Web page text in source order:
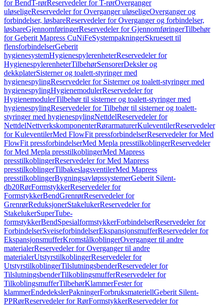
for BendT-rørReservedeler for T-rørOverganger
uløseligeReservedeler for Overganger uløseligeOverganger og
forbindelser, løsbareReservedeler for Overganger og forbindelser,
løsbareGjennomføringerReservedeler for GjennomføringerTilbehør
for Geberit Mapress CuNiFeSystempakningerSkruesett til
flensforbindelserGeberit
hygienesystemHygienespylerenheterReservedeler for
HygienespylerenheterTilbehørSensorerDeksler og
dekkplaterSisterner og toalett-styringer med
hygienespylingReservedeler for Sisterner og toalett-styringer med
hygienespylingHygienemodulerReservedeler for
HygienemodulerTilbehør til sisterner og toalett-styringer med
hygienespylingReservedeler for Tilbehør til sisterner og toalett-
styringer med hygienespylingNettdelReservedeler for
NettdelNettverkskomponenterRørarmaturerKuleventilerReservedeler
for KuleventilerMed FlowFit pressforbindelserReservedeler for Med
FlowFit pressforbindelserMed Mepla presstilkoblingerReservedeler
for Med Mepla presstilkoblingerMed Mapress
presstilkoblingerReservedeler for Med Mapress
presstilkoblingerTilbakeslagsventilerMed Mapress
presstilkoblingerBygningsavløpssystemerGeberit Silent-
db20RørFormstykkerReservedeler for
FormstykkerBendGrenrørReservedeler for
GrenrørReduksjonerStakelukerReservedeler for
StakelukerSuperTube-
formstykkerBendSpesialformstykkerForbindelserReservedeler for
ForbindelserSveiseforbindelserEkspansjonsmufferReservedeler for
EkspansjonsmufferKromstålkoblingerOverganger til andre
materialerReservedeler for Overganger til andre
materialerUtstyrstilkoblingerReservedeler for
UtstyrstilkoblingerTilslutningsbenderReservedeler for
TilslutningsbenderTilkoblingsmufferReservedeler for
TilkoblingsmufferTilbehørKlammerFester for
klammerEndedekslerPakningerForbruksmateriellGeberit Silent-
PPRørReservedeler for RørFormstykkerReservedeler for